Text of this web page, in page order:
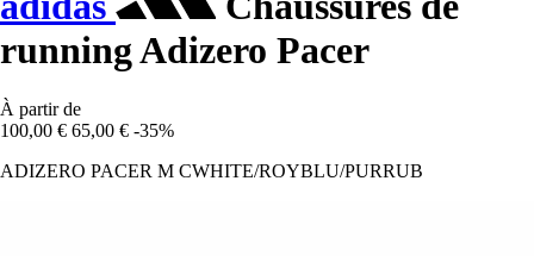
running Adizero Pacer
À partir de
100,00 € 65,00 € -35%
ADIZERO PACER M CWHITE/ROYBLU/PURRUB